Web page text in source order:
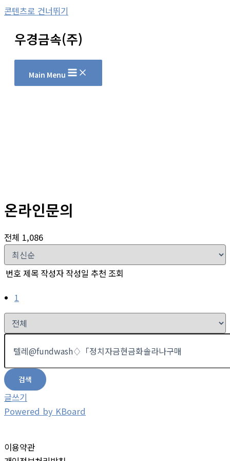
콘텐츠로 건너뛰기
우경금속(주)
Main Menu
온라인문의
전체 1,086
번호제목 작성자 작성일 추천 조회
1
검색
글쓰기
Powered by KBoard
이용약관